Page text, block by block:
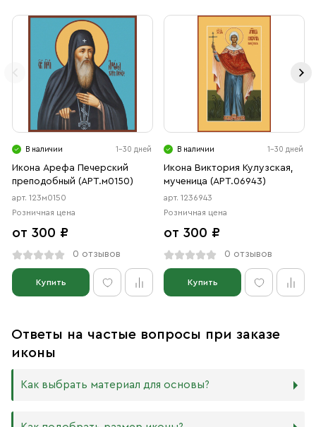
В наличии 1-30 дней
Икона Арефа Печерский
преподобный (АРТ.м0150)
арт. 123м0150
Розничная цена
от 300 ₽
0 отзывов
Купить
В наличии 1-30 дней
Икона Виктория Кулузская,
мученица (АРТ.06943)
арт. 1236943
Розничная цена
от 300 ₽
0 отзывов
Купить
Ответы на частые вопросы при заказе
иконы
Как выбрать материал для основы?
Мы изготавливаем иконы на трёх разных видах досок: